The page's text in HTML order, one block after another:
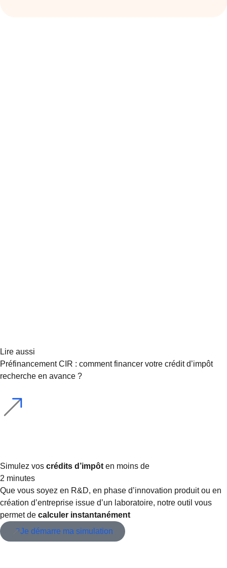
Lire aussi
Préfinancement CIR : comment financer votre crédit d’impôt
recherche en avance ?
Simulez vos crédits d’impôt en moins de
2 minutes
Que vous soyez en R&D, en phase d’innovation produit ou en
création d’entreprise issue d’un laboratoire, notre outil vous
permet de calculer instantanément
Je démarre ma simulation